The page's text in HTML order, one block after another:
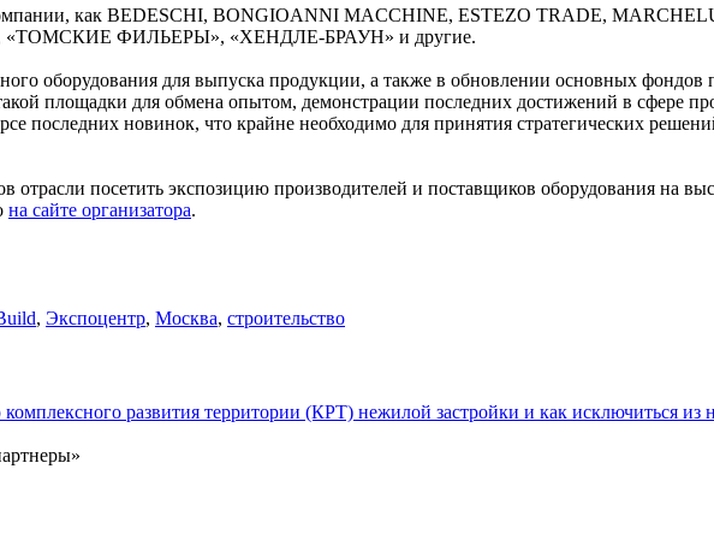
как BEDESCHI, BONGIOANNI MACCHINE, ESTEZO TRADE,
«ТОМСКИЕ ФИЛЬЕРЫ», «ХЕНДЛЕ-БРАУН» и другие.
оборудования для выпуска продукции, а также в обновлении основных фондов
площадки для обмена опытом, демонстрации последних достижений в сфере
последних новинок, что крайне необходимо для принятия стратегических
отрасли посетить экспозицию производителей и поставщиков оборудования на
на сайте организатора.
, Экспоцентр, Москва, строительство
развития территории (КРТ) нежилой застройки и как исключиться из